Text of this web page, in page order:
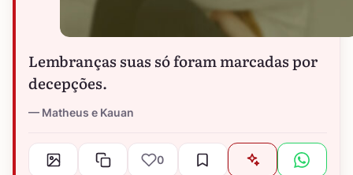
Lembranças suas só foram marcadas por
decepções.
Matheus e Kauan
0